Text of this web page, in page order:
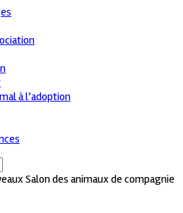
à l’adoption
Salon des animaux de compagnie